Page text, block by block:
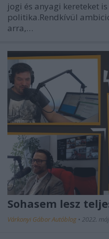
jogi és anyagi kereteket
politika.Rendkívül
arra,…
Sohasem lesz
Várkonyi Gábor Autóblog • 2022.